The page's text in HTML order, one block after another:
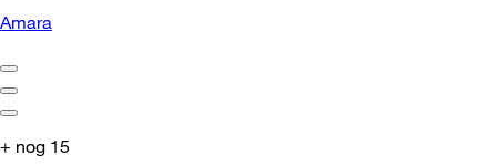
Amara
+ nog 15